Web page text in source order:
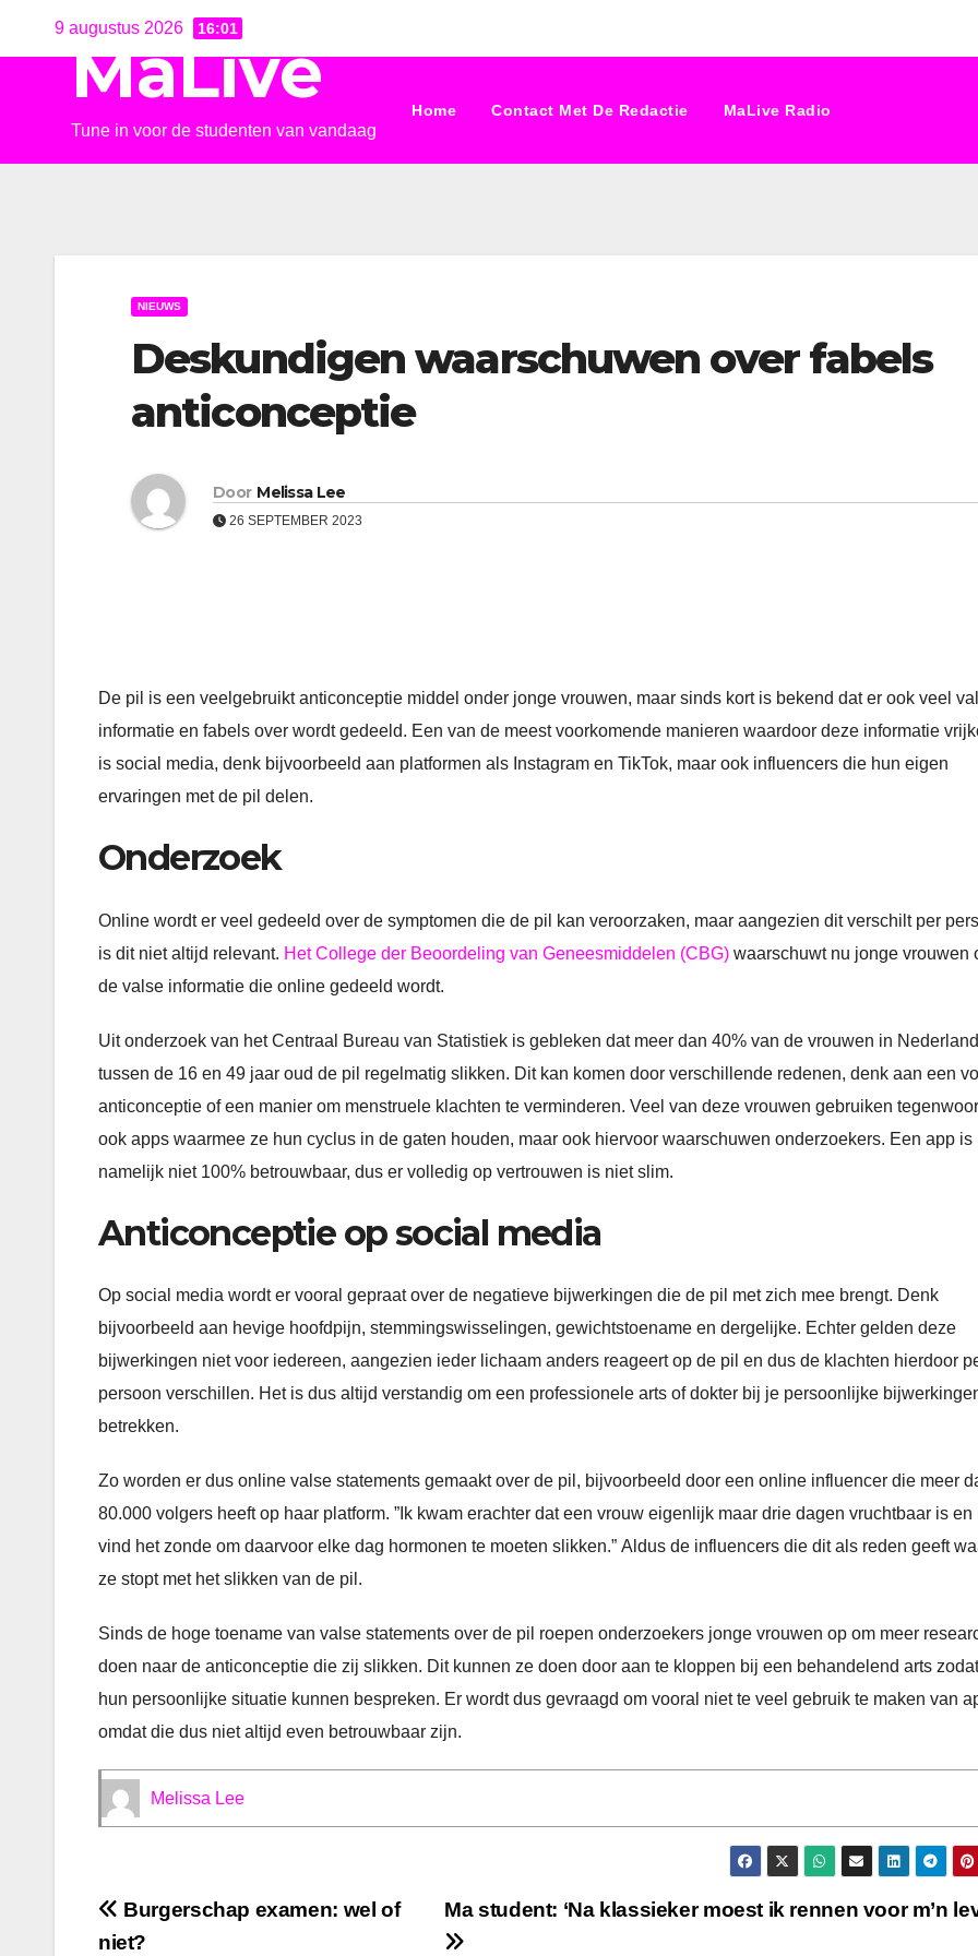
9 augustus 2026 16:01
MaLive
Tune in voor de studenten van vandaag
Home Contact Met De Redactie MaLive Radio
NIEUWS
Deskundigen waarschuwen over fabels
anticonceptie
Door Melissa Lee
26 SEPTEMBER 2023
De pil is een veelgebruikt anticonceptie middel onder jonge vrouwen, maar sinds kort is bekend dat er ook veel
informatie en fabels over wordt gedeeld. Een van de meest voorkomende manieren waardoor deze informatie
is social media, denk bijvoorbeeld aan platformen als Instagram en TikTok, maar ook influencers die hun eigen
ervaringen met de pil delen.
Onderzoek
Online wordt er veel gedeeld over de symptomen die de pil kan veroorzaken, maar aangezien dit verschilt per
is dit niet altijd relevant. Het College der Beoordeling van Geneesmiddelen (CBG) waarschuwt nu jonge vrouwen
de valse informatie die online gedeeld wordt.
Uit onderzoek van het Centraal Bureau van Statistiek is gebleken dat meer dan 40% van de vrouwen in Nederland
tussen de 16 en 49 jaar oud de pil regelmatig slikken. Dit kan komen door verschillende redenen, denk aan een
anticonceptie of een manier om menstruele klachten te verminderen. Veel van deze vrouwen gebruiken
ook apps waarmee ze hun cyclus in de gaten houden, maar ook hiervoor waarschuwen onderzoekers. Een app is
namelijk niet 100% betrouwbaar, dus er volledig op vertrouwen is niet slim.
Anticonceptie op social media
Op social media wordt er vooral gepraat over de negatieve bijwerkingen die de pil met zich mee brengt. Denk
bijvoorbeeld aan hevige hoofdpijn, stemmingswisselingen, gewichtstoename en dergelijke. Echter gelden deze
bijwerkingen niet voor iedereen, aangezien ieder lichaam anders reageert op de pil en dus de klachten hierdoor
persoon verschillen. Het is dus altijd verstandig om een professionele arts of dokter bij je persoonlijke
betrekken.
Zo worden er dus online valse statements gemaakt over de pil, bijvoorbeeld door een online influencer die meer
80.000 volgers heeft op haar platform. ”Ik kwam erachter dat een vrouw eigenlijk maar drie dagen vruchtbaar is en
vind het zonde om daarvoor elke dag hormonen te moeten slikken.” Aldus de influencers die dit als reden geeft
ze stopt met het slikken van de pil.
Sinds de hoge toename van valse statements over de pil roepen onderzoekers jonge vrouwen op om meer
doen naar de anticonceptie die zij slikken. Dit kunnen ze doen door aan te kloppen bij een behandelend arts
hun persoonlijke situatie kunnen bespreken. Er wordt dus gevraagd om vooral niet te veel gebruik te maken van
omdat die dus niet altijd even betrouwbaar zijn.
Melissa Lee
Bericht
Ma student: ‘Na klassieker moest ik rennen voor m’n
Burgerschap examen: wel of
niet?